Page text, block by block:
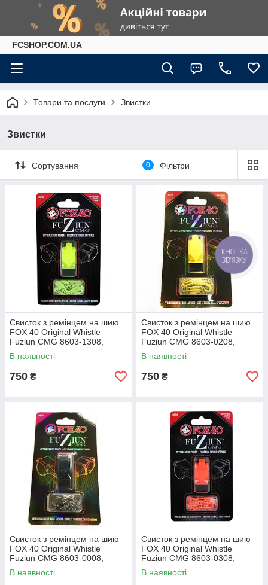
FCSHOP.COM.UA
Товари та послуги Звистки
Звистки
Сортування 0 Фільтри
Свисток з ремінцем на шию
FOX 40 Original Whistle
Fuziun CMG 8603-1308,
Салатовий, Розмір (EU) —
1SIZE
В наявності
750 ₴
Свисток з ремінцем на шию
FOX 40 Original Whistle
Fuziun CMG 8603-0208,
Жовтий, Розмір (EU) — 1SIZE
В наявності
750 ₴
Свисток з ремінцем на шию
FOX 40 Original Whistle
Fuziun CMG 8603-0008,
Чорний, Розмір (EU) — 1SIZE
В наявності
Свисток з ремінцем на шию
FOX 40 Original Whistle
Fuziun CMG 8603-0308,
Жовтогарячий, Розмір (EU) —
1SIZE
В наявності
КНОПКА
ЗВ'ЯЗКУ